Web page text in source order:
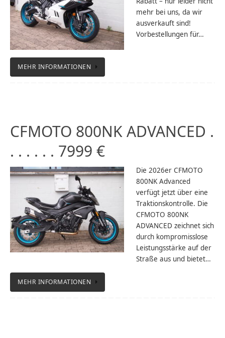
mehr bei uns, da wir
ausverkauft sind!
Vorbestellungen für…
MEHR INFORMATIONEN
CFMOTO 800NK ADVANCED .
. . . . . . 7999 €
Die 2026er CFMOTO
800NK Advanced
verfügt jetzt über eine
Traktionskontrolle. Die
CFMOTO 800NK
ADVANCED zeichnet sich
durch kompromisslose
Leistungsstärke auf der
Straße aus und bietet…
MEHR INFORMATIONEN